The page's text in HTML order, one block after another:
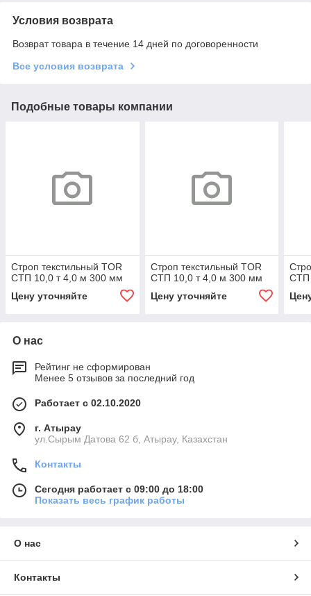
Условия возврата
Возврат товара в течение 14 дней по договоренности
Все условия возврата
Подобные товары компании
Строп текстильный TOR
СТП 10,0 т 4,0 м 300 мм
Цену уточняйте
Строп текстильный TOR
СТП 10,0 т 4,0 м 300 мм
Цену уточняйте
СТП
О нас
Рейтинг не сформирован
Менее 5 отзывов за последний год
Работает с 02.10.2020
г. Атырау
ул.Сырым Датова 62 б, Атырау, Казахстан
Контакты
Сегодня работает с 09:00 до 18:00
Показать весь график работы
О нас
Контакты